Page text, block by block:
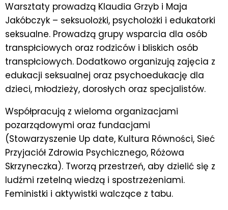
Warsztaty prowadzą Klaudia Grzyb i Maja
Jakóbczyk – seksuolożki, psycholożki i edukatorki
seksualne. Prowadzą grupy wsparcia dla osób
transpłciowych oraz rodziców i bliskich osób
transpłciowych. Dodatkowo organizują zajęcia z
edukacji seksualnej oraz psychoedukację dla
dzieci, młodzieży, dorosłych oraz specjalistów.
Współpracują z wieloma organizacjami
pozarządowymi oraz fundacjami
(Stowarzyszenie Up date, Kultura Równości, Sieć
Przyjaciół Zdrowia Psychicznego, Różowa
Skrzyneczka). Tworzą przestrzeń, aby dzielić się z
ludźmi rzetelną wiedzą i spostrzeżeniami.
Feministki i aktywistki walczące z tabu.